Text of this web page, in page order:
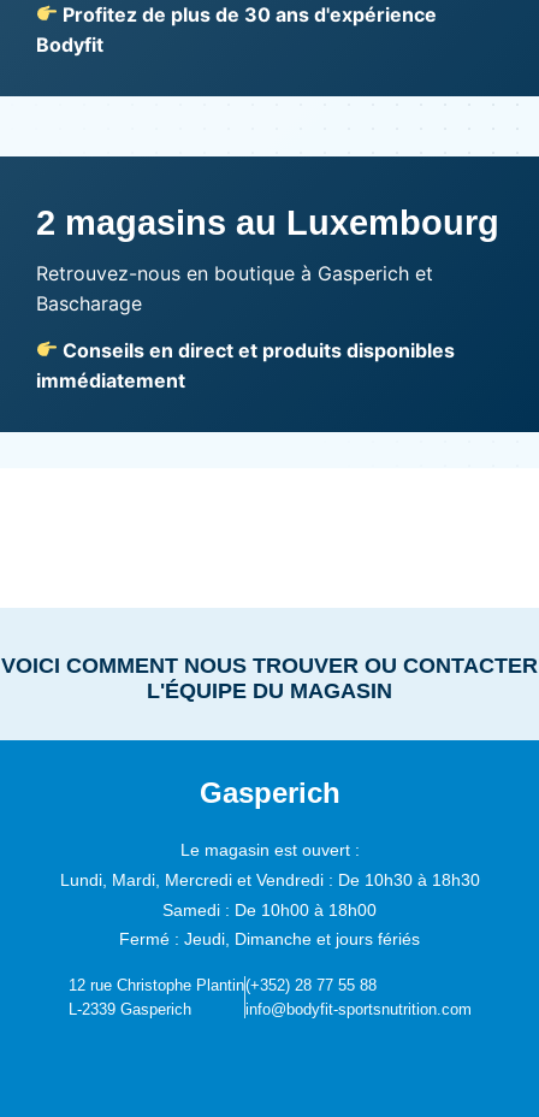
Profitez de plus de 30 ans d'expérience
Bodyfit
2 magasins au Luxembourg
Retrouvez-nous en boutique à Gasperich et
Bascharage
Conseils en direct et produits disponibles
immédiatement
VOICI COMMENT NOUS TROUVER OU CONTACTER
L'ÉQUIPE DU MAGASIN
Gasperich
Le magasin est ouvert :
Lundi, Mardi, Mercredi et Vendredi : De 10h30 à 18h30
Samedi : De 10h00 à 18h00
Fermé : Jeudi, Dimanche et jours fériés
12 rue Christophe Plantin
L-2339 Gasperich
(+352) 28 77 55 88
info@bodyfit-sportsnutrition.com